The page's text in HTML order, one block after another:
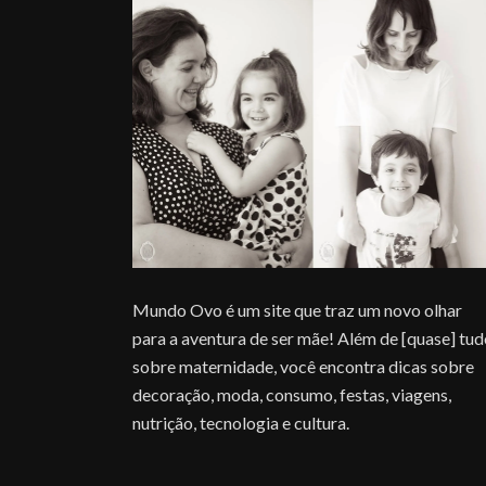
Mundo Ovo é um site que traz um novo olhar
para a aventura de ser mãe! Além de [quase]
sobre maternidade, você encontra dicas sobre
decoração, moda, consumo, festas, viagens,
nutrição, tecnologia e cultura.